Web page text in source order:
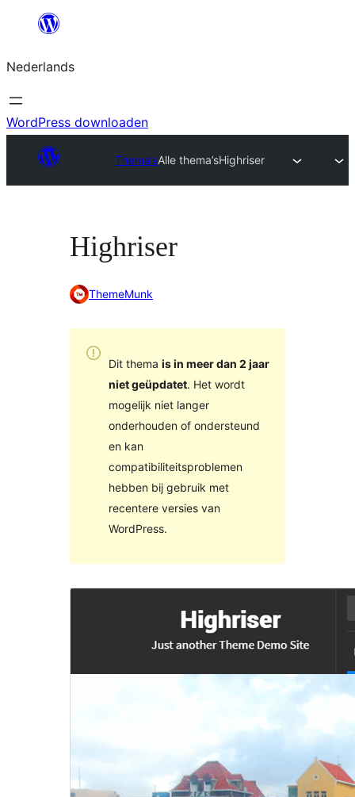
de
inhoud
Nederlands
WordPress downloaden
Thema’sAlle thema’sHighriser
Highriser
ThemeMunk
Dit thema is in meer dan 2 jaar
niet geüpdatet. Het wordt
mogelijk niet langer
onderhouden of ondersteund
en kan
compatibiliteitsproblemen
hebben bij gebruik met
recentere versies van
WordPress.